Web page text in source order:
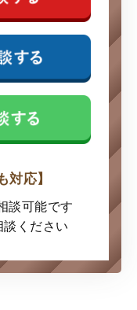
対応】
談可能です
談ください